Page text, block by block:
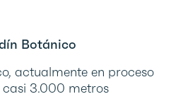
Botánico
actualmente en proceso
3.000 metros